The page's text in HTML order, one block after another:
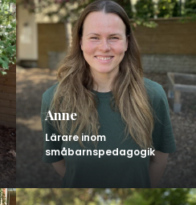
Anne
Lärare inom
småbarnspedagogik